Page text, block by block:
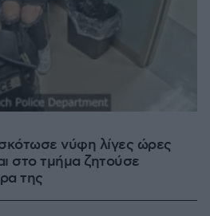
νύφη λίγες ώρες
στο τμήμα ζητούσε
της